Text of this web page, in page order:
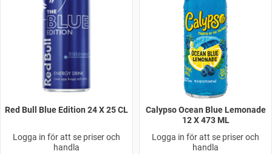
Red Bull Blue Edition 24 X 25 CL
Logga in för att se priser och
handla
Calypso Ocean Blue Lemonade
12 X 473 ML
Logga in för att se priser och
handla